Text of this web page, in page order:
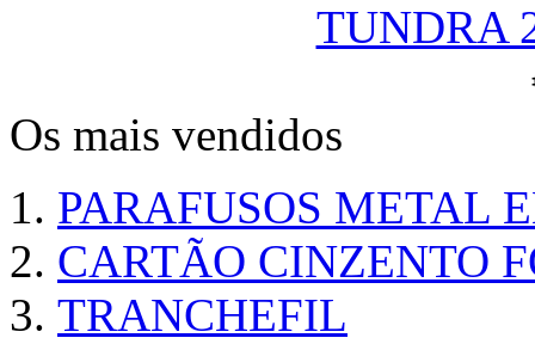
TUNDRA
Os mais vendidos
PARAFUSOS METAL
CARTÃO CINZENTO
TRANCHEFIL